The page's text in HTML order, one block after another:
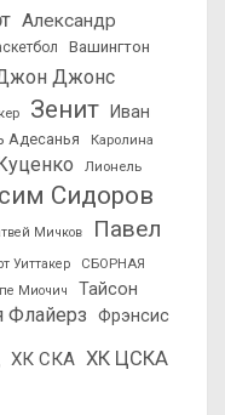
Александр
Вашингтон
Джонс
Зенит
Иван
Адесанья
Каролина
Лионель
Сидоров
Мичков
Павел
Уиттакер
СБОРНАЯ
Миочич
Тайсон
Флайерз Фрэнсис
ХК СКА ХК ЦСКА